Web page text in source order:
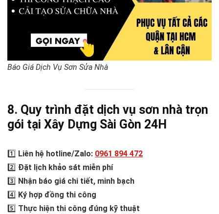
Báo Giá Dịch Vụ Sơn Sửa Nhà
8. Quy trình đặt dịch vụ sơn nhà trọn
gói tại Xây Dựng Sài Gòn 24H
1️⃣ Liên hệ hotline/Zalo: 0961 894 472
2️⃣ Đặt lịch khảo sát miễn phí
3️⃣ Nhận báo giá chi tiết, minh bạch
4️⃣ Ký hợp đồng thi công
5️⃣ Thực hiện thi công đúng kỹ thuật